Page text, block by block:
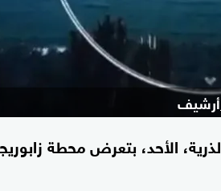
الأحد، بتعرض محطة